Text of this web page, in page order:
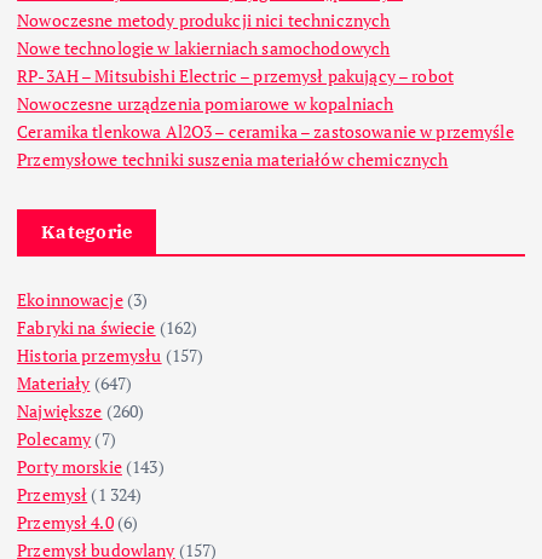
Nowoczesne metody produkcji nici technicznych
Nowe technologie w lakierniach samochodowych
RP-3AH – Mitsubishi Electric – przemysł pakujący – robot
Nowoczesne urządzenia pomiarowe w kopalniach
Ceramika tlenkowa Al2O3 – ceramika – zastosowanie w przemyśle
Przemysłowe techniki suszenia materiałów chemicznych
Kategorie
Ekoinnowacje(3)
Fabryki na świecie (162)
Historia przemysłu (157)
Materiały (647)
Największe (260)
Polecamy (7)
Porty morskie(143)
Przemysł (1 324)
Przemysł 4.0(6)
Przemysł budowlany (157)